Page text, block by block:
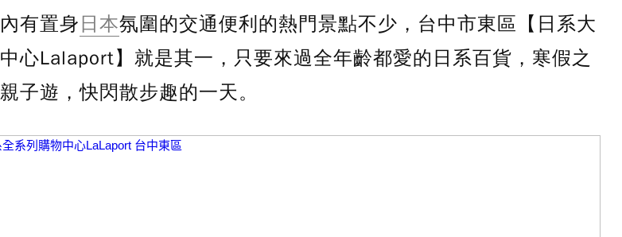
有置身 日本氛圍的交通便利的熱門景點不少，台中市東區【日系大
心Lalaport】就是其一，只要來過全年齡都愛的日系百貨，寒假之
子遊，快閃散步趣的一天。